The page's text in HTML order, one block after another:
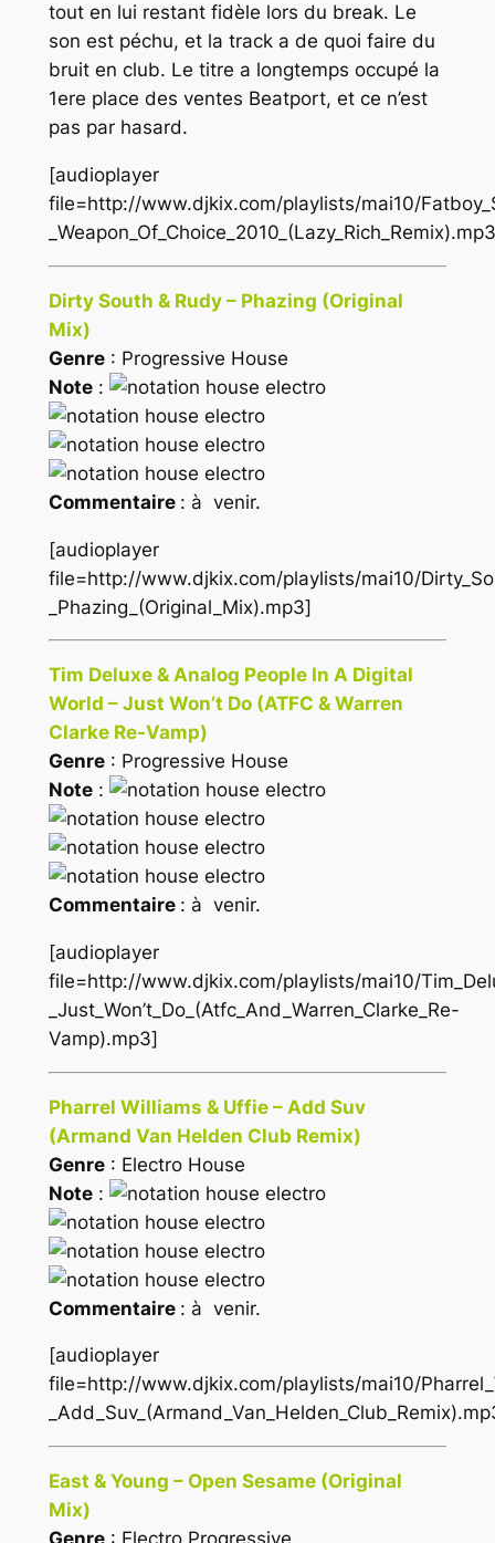
tout en lui restant fidèle lors du break. Le
son est péchu, et la track a de quoi faire du
bruit en club. Le titre a longtemps occupé la
1ere place des ventes Beatport, et ce n’est
pas par hasard.
[audioplayer
file=http://www.djkix.com/playlists/mai10/
Dirty South & Rudy – Phazing (Original
Mix)
Genre: Progressive House
Note:
Commentaire : à venir.
[audioplayer
file=http://www.djkix.com/playlists/mai10/
_Phazing_(Original_Mix).mp3]
Tim Deluxe & Analog People In A Digital
World – Just Won’t Do (ATFC & Warren
Clarke Re-Vamp)
Genre: Progressive House
Note:
Commentaire : à venir.
[audioplayer
file=http://www.djkix.com/playlists/mai10/
_Just_Won’t_Do_(Atfc_And_Warren_Clarke_Re-
Vamp).mp3]
Pharrel Williams & Uffie – Add Suv
(Armand Van Helden Club Remix)
Genre: Electro House
Note:
Commentaire : à venir.
[audioplayer
file=http://www.djkix.com/playlists/mai10/
East & Young – Open Sesame (Original
Mix)
Genre: Electro Progressive